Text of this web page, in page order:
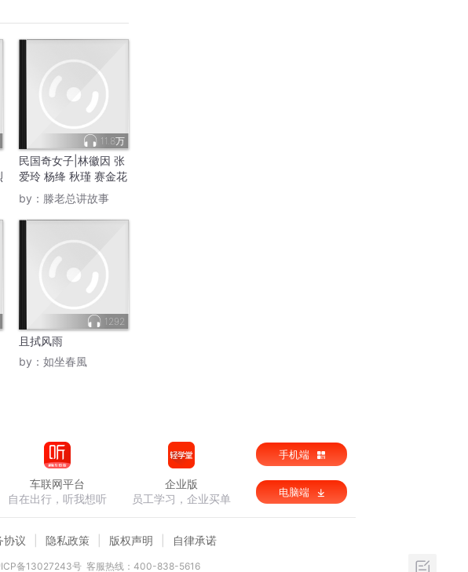
11.8万
民国奇女子|林徽因 张
爱玲 杨绛 秋瑾 赛金花
唐群英
by： 滕老总讲故事
1292
且拭风雨
by： 如坐春風
车联网平台
自在出行，听我想听
企业版
员工学习，企业买单
手机端
电脑端
协议 隐私政策 版权声明 自律承诺
备13027243号 客服热线：400-838-5616